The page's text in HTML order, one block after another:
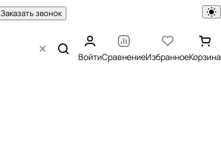
Заказать звонок
ВойтиСравнениеИзбранноеКорзина